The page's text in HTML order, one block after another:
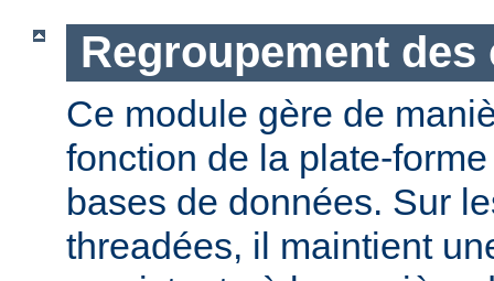
Regroupement
Ce module gère de
fonction de la plate-
bases de données. Sur
threadées, il maintient